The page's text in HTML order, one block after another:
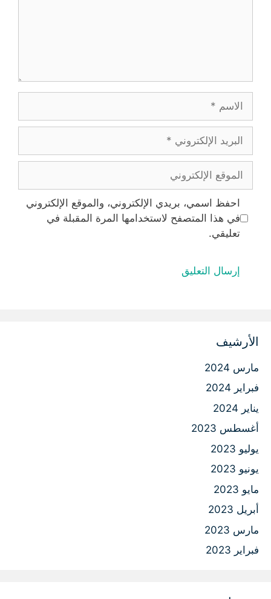
الاسم
البريد
الإلكتروني
الموقع
الإلكتروني
احفظ اسمي، بريدي الإلكتروني، والموقع الإلكتروني
في هذا المتصفح لاستخدامها المرة المقبلة في
تعليقي.
الأرشيف
مارس 2024
فبراير 2024
يناير 2024
أغسطس 2023
يوليو 2023
يونيو 2023
مايو 2023
أبريل 2023
مارس 2023
فبراير 2023